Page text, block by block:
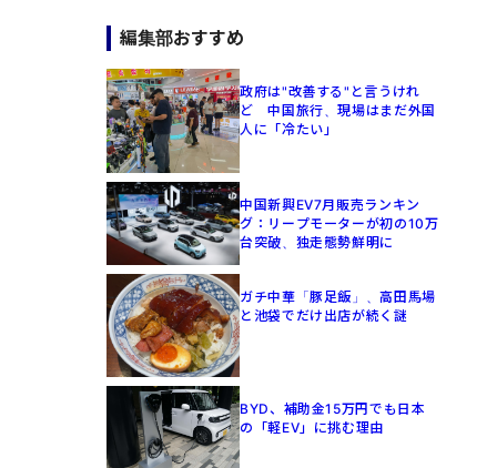
編集部おすすめ
政府は"改善する"と言うけれ
ど 中国旅行、現場はまだ外国
人に「冷たい」
中国新興EV7月販売ランキン
グ：リープモーターが初の10万
台突破、独走態勢鮮明に
ガチ中華「豚足飯」、高田馬場
と池袋でだけ出店が続く謎
BYD、補助金15万円でも日本
の「軽EV」に挑む理由